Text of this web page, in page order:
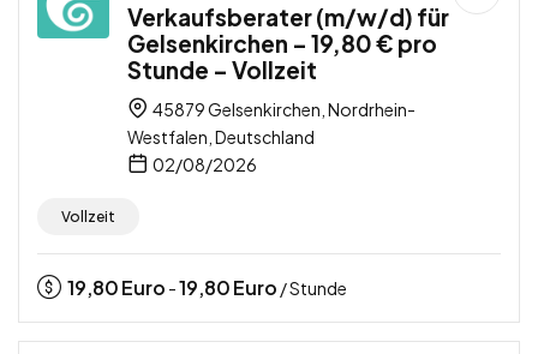
Verkaufsberater (m/w/d) für
Gelsenkirchen – 19,80 € pro
Stunde – Vollzeit
45879 Gelsenkirchen, Nordrhein-
Westfalen, Deutschland
02/08/2026
Vollzeit
19,80Euro -19,80Euro / Stunde